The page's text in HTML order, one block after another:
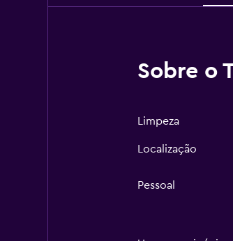
Sobre o
Limpeza
Localização
Pessoal